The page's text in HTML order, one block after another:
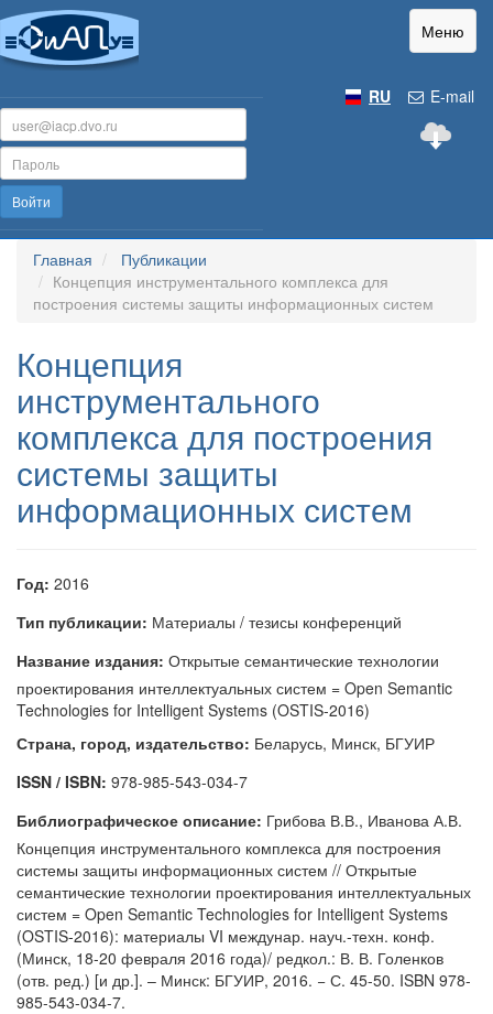
Меню
E-mail
RU
Войти
Главная
Публикации
Концепция инструментального комплекса для
построения системы защиты информационных систем
Концепция
инструментального
комплекса для построения
системы защиты
информационных систем
Год: 2016
Тип публикации: Материалы / тезисы конференций
Название издания: Открытые семантические технологии
проектирования интеллектуальных систем = Open Semantic
Technologies for Intelligent Systems (OSTIS-2016)
Страна, город, издательство: Беларусь, Минск, БГУИР
ISSN / ISBN: 978-985-543-034-7
Библиографическое описание: Грибова В.В., Иванова А.В.
Концепция инструментального комплекса для построения
системы защиты информационных систем // Открытые
семантические технологии проектирования интеллектуальных
систем = Open Semantic Technologies for Intelligent Systems
(OSTIS-2016): материалы VI междунар. науч.-техн. конф.
(Минск, 18-20 февраля 2016 года)/ редкол.: В. В. Голенков
(отв. ред.) [и др.]. – Минск: БГУИР, 2016. − С. 45-50. ISBN 978-
985-543-034-7.